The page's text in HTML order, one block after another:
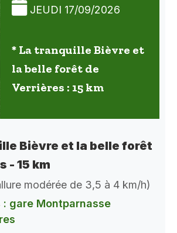
JEUDI 17/09/2026
* La tranquille Bièvre et
la belle forêt de
Verrières : 15 km
Bièvre et la belle forêt
- 15 km
modérée de 3,5 à 4 km/h)
: gare Montparnasse